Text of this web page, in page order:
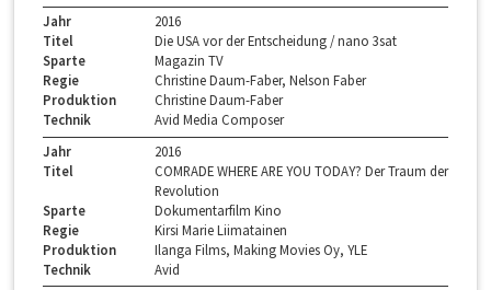
Jahr
2016
Titel
Die USA vor der Entscheidung / nano 3sat
Sparte
Magazin TV
Regie
Christine Daum-Faber, Nelson Faber
Produktion
Christine Daum-Faber
Technik
Avid Media Composer
Jahr
2016
Titel
COMRADE WHERE ARE YOU TODAY? Der Traum der
Revolution
Sparte
Dokumentarfilm Kino
Regie
Kirsi Marie Liimatainen
Produktion
Ilanga Films, Making Movies Oy, YLE
Technik
Avid